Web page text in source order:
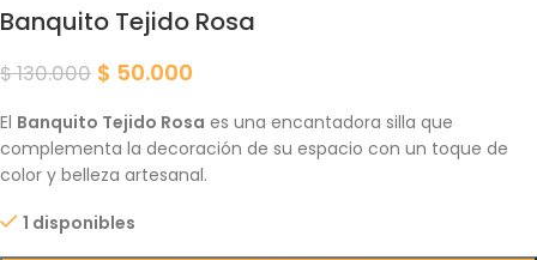
Banquito Tejido Rosa
$130.000 $ 50.000
El Banquito Tejido Rosa es una encantadora silla que
complementa la decoración de su espacio con un toque de
color y belleza artesanal.
1 disponibles